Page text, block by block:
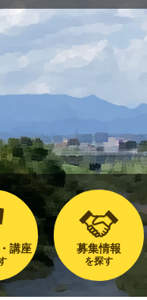
講座 募集情報
を探す